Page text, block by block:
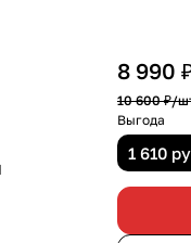
8 990
10 600 ₽/
Выгода
1 610